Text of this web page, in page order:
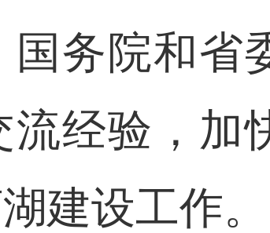
务院和省
经验，加
建设工作。